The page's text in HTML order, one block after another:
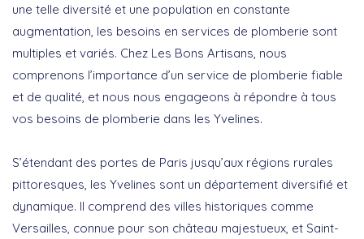
une telle diversité et une population en constante
augmentation, les besoins en services de plomberie sont
multiples et variés. Chez Les Bons Artisans, nous
comprenons l’importance d’un service de plomberie fiable
et de qualité, et nous nous engageons à répondre à tous
vos besoins de plomberie dans les Yvelines.
S’étendant des portes de Paris jusqu’aux régions rurales
pittoresques, les Yvelines sont un département diversifié et
dynamique. Il comprend des villes historiques comme
Versailles, connue pour son château majestueux, et Saint-